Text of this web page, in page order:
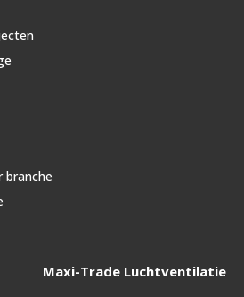
branche
Maxi-Trade Luchtventilatie